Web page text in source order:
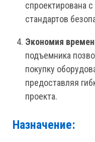
спроектирована
стандартов
Экономия
подъемника
покупку
предоставляя
проекта.
Назначение: